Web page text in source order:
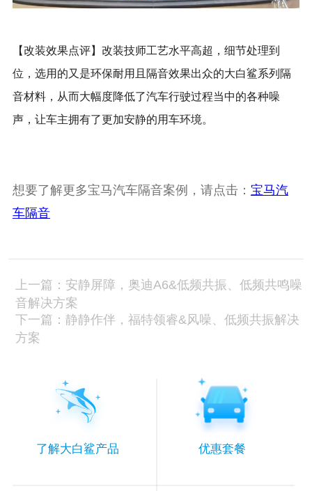
【改装效果点评】改装技师工艺水平高超，细节处理到
位，选用的又是环保耐用且隔音效果出众的大白鲨系列隔
音材料，从而大幅度降低了汽车行驶过程当中的各种噪
声，让车主拥有了更加安静的用车环境。
想要了解更多宝马汽车隔音案例，请点击： 宝马汽
车隔音
上一篇：安静屏障，奥迪A6&低频共振、低频共鸣噪
音解决方案
下一篇：静静作伴，福特领睿&风噪、低频共振解决
方案
了解大白鲨产品 优惠套餐